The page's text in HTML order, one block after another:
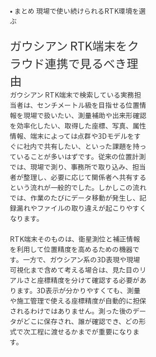
• まとめ 現場で使い続けられるRTK環境を選
ぶ
ガウシアン RTK端末をク
ラウド連携で見るべき理
由
ガウシアン RTK端末で検索している実務担
当者は、センチメートル級を目指せる位置情
報を現場で扱いたい、測量補助や出来形確認
を効率化したい、取得した座標、写真、属性
情報、端末によっては点群や3Dモデルをす
ぐに社内で共有したい、といった課題を持っ
ていることが多いはずです。従来の位置計測
では、現場で測り、事務所で取り込み、担当
者が整理し、必要に応じて関係者へ共有する
という流れが一般的でした。しかしこの流れ
では、作業のたびにデータ移動が発生し、記
録漏れやファイルの取り違えが起こりやすく
なります。
RTK端末そのものは、衛星測位と補正情報
を利用して位置精度を高めるための機器で
す。一方で、ガウシアン系の3D表現や現場
可視化まで含めて考える場合は、見た目のリ
アルさと座標精度を分けて確認する必要があ
ります。3D表示が分かりやすくても、測量
や施工管理で使える座標精度が自動的に担保
されるわけではありません。測った後のデー
タがどこに保存され、誰が確認でき、どの形
式で次工程に渡せるかまでが重要になりま
す。